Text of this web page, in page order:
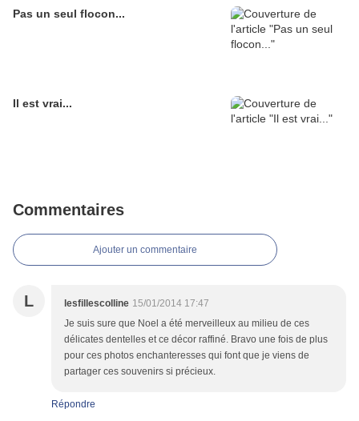
Pas un seul flocon...
Il est vrai...
Commentaires
Ajouter un commentaire
L lesfillescolline 15/01/2014 17:47
Je suis sure que Noel a été merveilleux au milieu de ces
délicates dentelles et ce décor raffiné. Bravo une fois de plus
pour ces photos enchanteresses qui font que je viens de
partager ces souvenirs si précieux.
Répondre